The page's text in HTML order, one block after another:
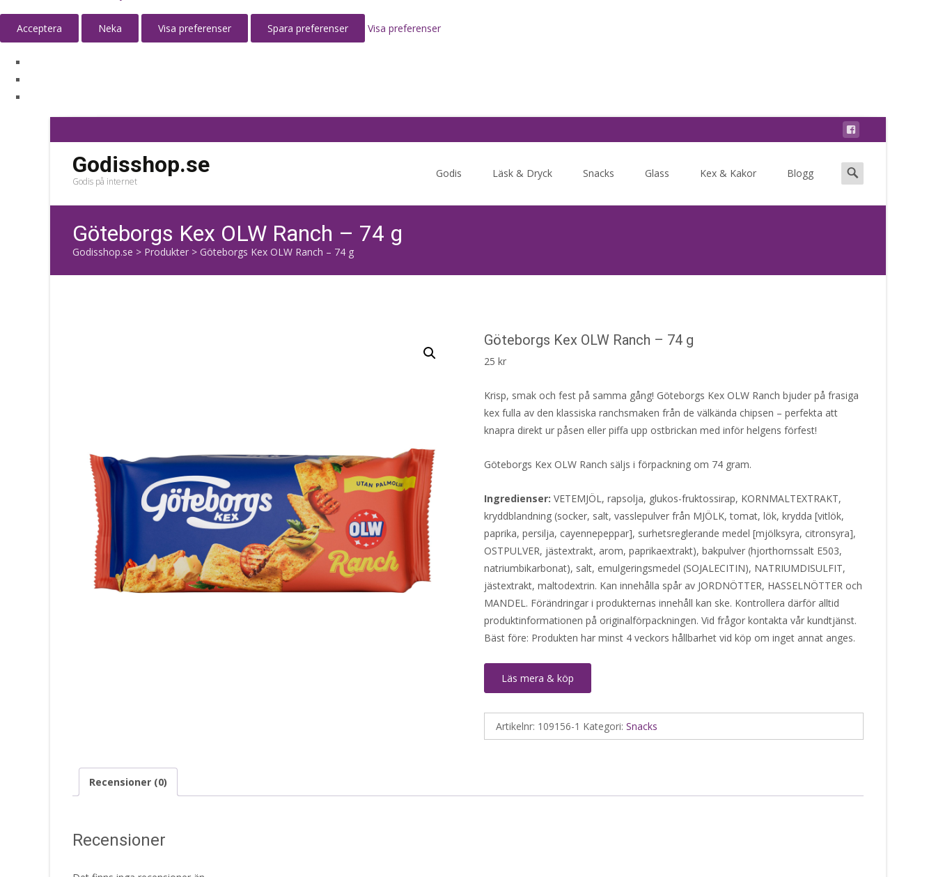
Acceptera Neka Visa preferenser Spara preferenser Visa preferenser
Godisshop.se
Godis på internet
Godis Läsk & Dryck Snacks Glass Kex & Kakor Blogg
Search
for:
Göteborgs Kex OLW Ranch – 74 g
Godisshop.se > Produkter > Göteborgs Kex OLW Ranch – 74 g
Göteborgs Kex OLW Ranch – 74 g
25 kr
Krisp, smak och fest på samma gång! Göteborgs Kex OLW Ranch bjuder på frasiga
kex fulla av den klassiska ranchsmaken från de välkända chipsen – perfekta att
knapra direkt ur påsen eller piffa upp ostbrickan med inför helgens förfest!
Göteborgs Kex OLW Ranch säljs i förpackning om 74 gram.
Ingredienser: VETEMJÖL, rapsolja, glukos-fruktossirap, KORNMALTEXTRAKT,
kryddblandning (socker, salt, vasslepulver från MJÖLK, tomat, lök, krydda [vitlök,
paprika, persilja, cayennepeppar], surhetsreglerande medel [mjölksyra, citronsyra],
OSTPULVER, jästextrakt, arom, paprikaextrakt), bakpulver (hjorthornssalt E503,
natriumbikarbonat), salt, emulgeringsmedel (SOJALECITIN), NATRIUMDISULFIT,
jästextrakt, maltodextrin. Kan innehålla spår av JORDNÖTTER, HASSELNÖTTER och
MANDEL. Förändringar i produkternas innehåll kan ske. Kontrollera därför alltid
produktinformationen på originalförpackningen. Vid frågor kontakta vår kundtjänst.
Bäst före: Produkten har minst 4 veckors hållbarhet vid köp om inget annat anges.
Läs mera & köp
Artikelnr: 109156-1 Kategori: Snacks
Recensioner (0)
Recensioner